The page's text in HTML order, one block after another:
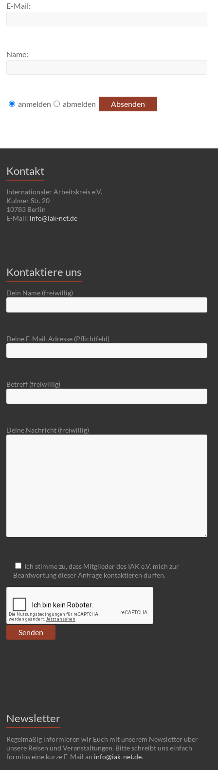
E-Mail:
Name:
anmelden abmelden
Kontakt
Internationaler Arbeitskreis e.V.
Kulmer Str. 20
10783 Berlin
E-Mail: info@iak-net.de
Kontaktiere uns
Dein Name (freiwillig)
Deine E-Mail-Adresse (Pflichtfeld)
Betreff (freiwillig)
Deine Nachricht (freiwillig)
Ich stimme zu, dass Mitglieder des IAK e.V. mich zur
Beantwortung dieser Anfrage kontaktieren dürfen.
Newsletter
Regelmäßig informieren wir Euch mit unserem Newsletter über
unsere Reisen und Veranstaltungen. Bitte schreibt uns einfach
formlos eine kurze E-Mail an info@iak-net.de.